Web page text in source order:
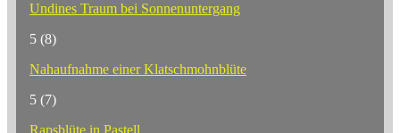
Undines Traum bei Sonnenuntergang
5 (8)
Nahaufnahme einer Klatschmohnblüte
5 (7)